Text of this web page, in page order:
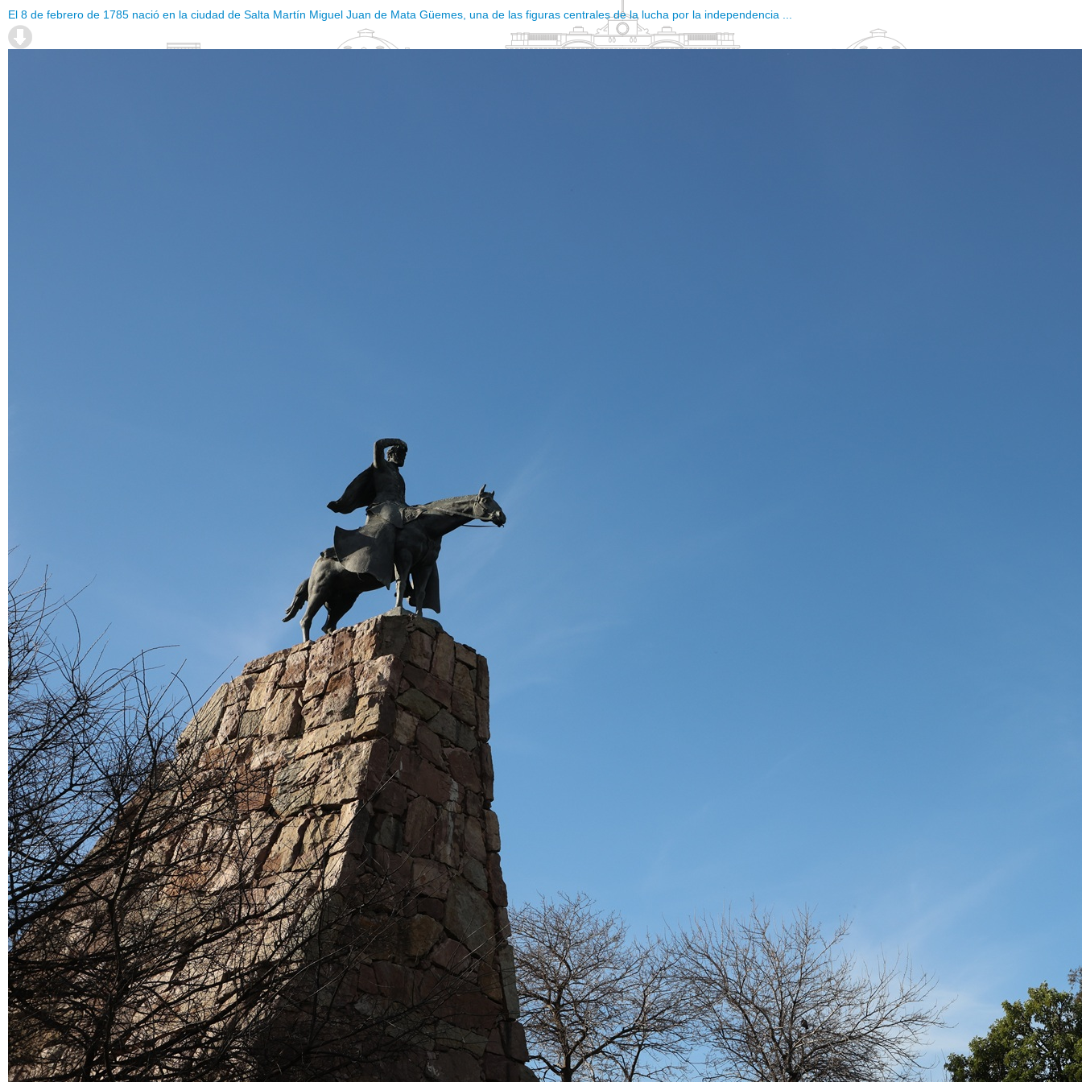
El 8 de febrero de 1785 nació en la ciudad de Salta Martín Miguel Juan de Mata Güemes, una de las figuras centrales de la lucha por la independencia ...